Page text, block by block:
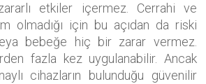
etkiler içermez. Cerrahi ve
olmadığı için bu açıdan da riski
bebeğe hiç bir zarar vermez.
fazla kez uygulanabilir. Ancak
cihazların bulunduğu güvenilir